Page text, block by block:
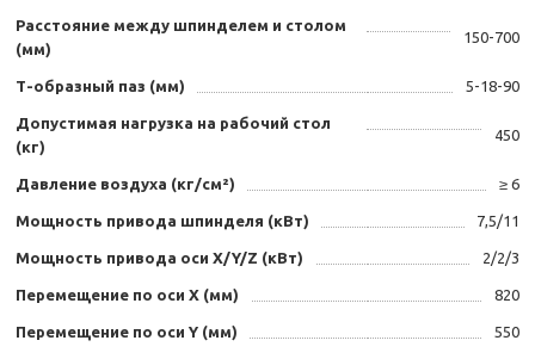
Расстояние между шпинделем и столом
(мм)
150-700
Т-образный паз (мм) 5-18-90
Допустимая нагрузка на рабочий стол
(кг)
450
Давление воздуха (кг/см²) ≥ 6
Мощность привода шпинделя (кВт) 7,5/11
Мощность привода оси X/Y/Z (кВт) 2/2/3
Перемещение по оси X (мм) 820
Перемещение по оси Y (мм) 550